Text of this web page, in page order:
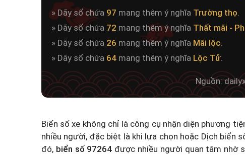
» Dãy số chứa 97 mang thêm ý nghĩa Trường thọ.
» Dãy số chứa 72 mang thêm ý nghĩa Thất mãi -
» Dãy số chứa 26 mang thêm ý nghĩa Mãi lộc.
» Dãy số chứa 64 mang thêm ý nghĩa Lộc Tử.
Nguồn:
Biển số xe không chỉ là công cụ nhận diện phương
nhiều người, đặc biệt là khi lựa chọn hoặc Dịch biển
đó, biển số 97264 được nhiều người quan tâm nhờ